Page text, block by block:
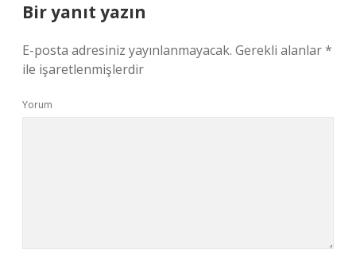
Bir yanıt yazın
E-posta adresiniz yayınlanmayacak. Gerekli alanlar*
ile işaretlenmişlerdir
Yorum